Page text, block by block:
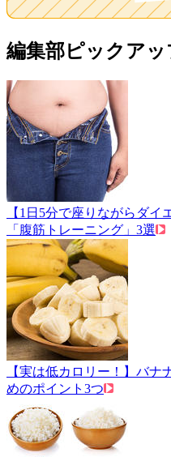
編集部ピックアッ
【1日5分で座りながらダイ
「腹筋トレーニング」3選
【実は低カロリー！】バナ
めのポイント3つ